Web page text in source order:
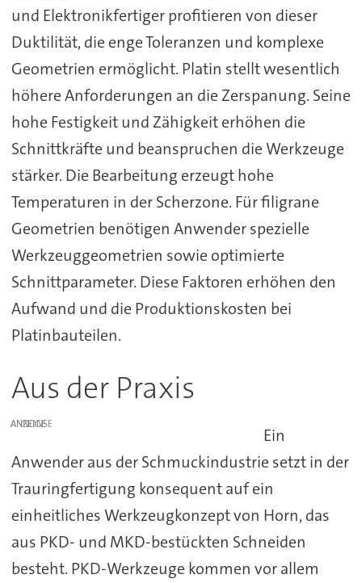
und Elektronikfertiger profitieren von dieser
Duktilität, die enge Toleranzen und komplexe
Geometrien ermöglicht. Platin stellt wesentlich
höhere Anforderungen an die Zerspanung. Seine
hohe Festigkeit und Zähigkeit erhöhen die
Schnittkräfte und beanspruchen die Werkzeuge
stärker. Die Bearbeitung erzeugt hohe
Temperaturen in der Scherzone. Für filigrane
Geometrien benötigen Anwender spezielle
Werkzeuggeometrien sowie optimierte
Schnittparameter. Diese Faktoren erhöhen den
Aufwand und die Produktionskosten bei
Platinbauteilen.
Aus der Praxis
ANZEIGE
Ein
Anwender aus der Schmuckindustrie setzt in der
Trauringfertigung konsequent auf ein
einheitliches Werkzeugkonzept von Horn, das
aus PKD- und MKD-bestückten Schneiden
besteht. PKD-Werkzeuge kommen vor allem